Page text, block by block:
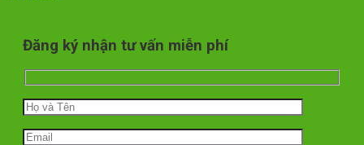
Đăng ký nhận tư vấn miễn phí